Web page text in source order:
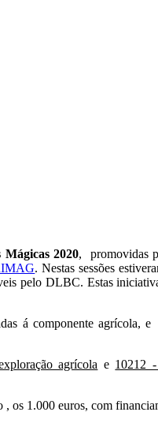
2020, promovidas
. Nestas sessões
pelo DLBC. Estas
á componente agrícola,
agrícola e 10212
os 1.000 euros, com